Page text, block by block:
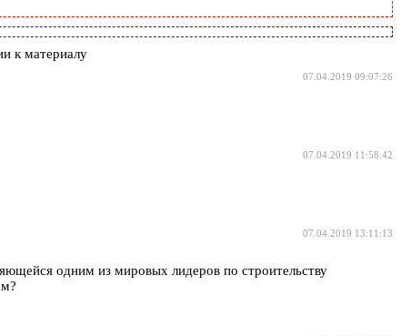
к материалу
07.04.2019 09:07:26
07.04.2019 11:58:42
07.04.2019 13:11:13
одним из мировых лидеров по строительству